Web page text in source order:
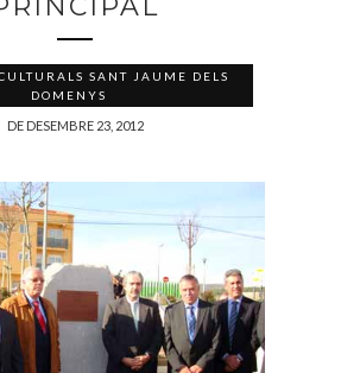
SANT JAUME DELS
DOMENYS
DE DESEMBRE 23, 2012